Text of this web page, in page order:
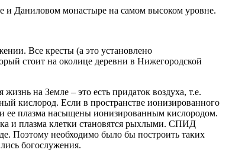
и Даниловом монастыре на самом высоком уровне.
Все кресты (а это установлено
стоит на околице деревни в Нижегородской
на Земле – это есть придаток воздуха, т.е.
кислород. Если в пространстве ионизированного
ее плазма насыщены ионизированным кислородом.
и плазма клетки становятся рыхлыми. СПИД
Поэтому необходимо было бы построить таких
богослужения.